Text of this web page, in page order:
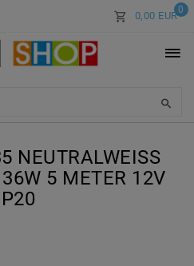
0
0,00 EUR
NEUTRALWEISS (
5 METER 12V I